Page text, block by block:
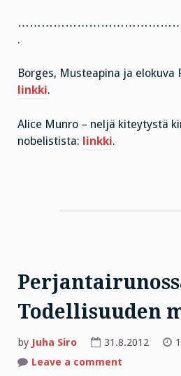
.
Borges, Musteapina ja elokuva
linkki.
Alice Munro – neljä kiteytystä
nobelistista: linkki.
Todellisuuden
by Juha Siro 31.8.2012
Leave a comment